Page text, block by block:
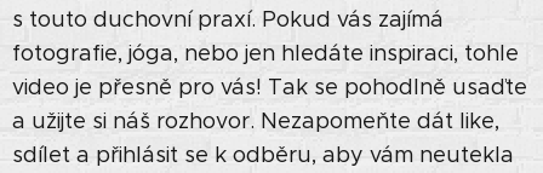
s touto duchovní praxí. Pokud vás zajímá
fotografie, jóga, nebo jen hledáte inspiraci, tohle
video je přesně pro vás! Tak se pohodlně usaďte
a užijte si náš rozhovor. Nezapomeňte dát like,
sdílet a přihlásit se k odběru, aby vám neutekla